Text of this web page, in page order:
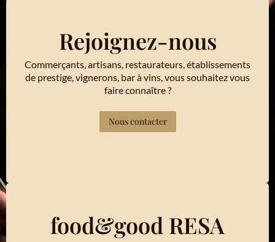
Rejoignez-nous
Commerçants, artisans, restaurateurs, établissements
de prestige, vignerons, bar à vins, vous souhaitez vous
faire connaître ?
Nous contacter
food&good RESA